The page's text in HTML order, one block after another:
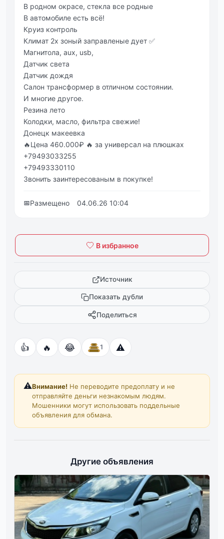
В родном окрасе, стекла все родные
В автомобиле есть всё!
Круиз контроль
Климат 2х зоный заправленые дует ✅
Магнитола, аux, usb,
Датчик света
Датчик дождя
Салон трансформер в отличном состоянии.
И многие другое.
Резина лето
Колодки, масло, фильтра свежие!
Донецк макеевка
🔥Цена 460.000₽ 🔥 за универсал на плюшках
+79493033255
+79493330110
Звонить заинтересованым в покупке!
📅Размещено 04.06.26 10:04
В избранное
Источник
Показать дубли
Поделиться
👍 🔥 😂 1 ⚠️
⚠️Внимание! Не переводите предоплату и не
отправляйте деньги незнакомым людям.
Мошенники могут использовать поддельные
объявления для обмана.
Другие объявления